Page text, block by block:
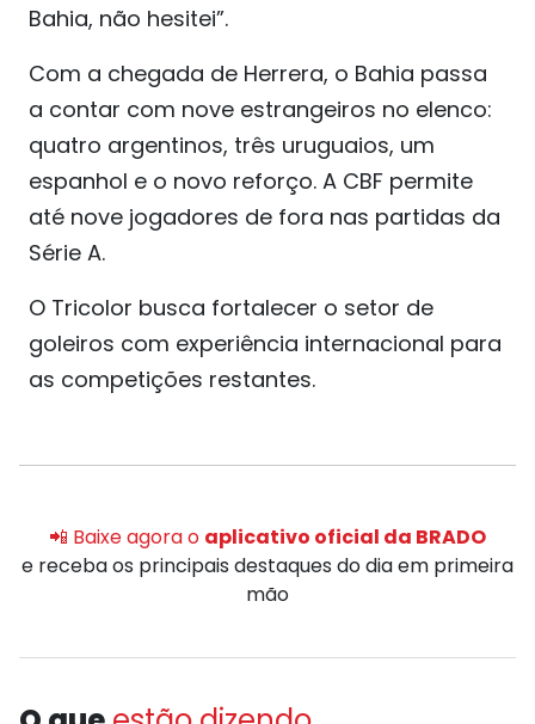
Bahia, não hesitei”.
Com a chegada de Herrera, o Bahia passa
a contar com nove estrangeiros no elenco:
quatro argentinos, três uruguaios, um
espanhol e o novo reforço. A CBF permite
até nove jogadores de fora nas partidas da
Série A.
O Tricolor busca fortalecer o setor de
goleiros com experiência internacional para
as competições restantes.
📲 Baixe agora o aplicativo oficial da BRADO
e receba os principais destaques do dia em primeira
mão